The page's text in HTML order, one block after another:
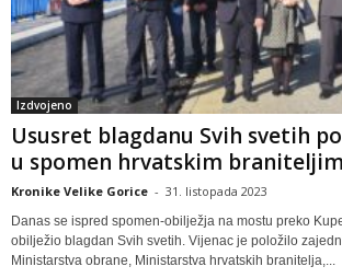
Izdvojeno
Ususret blagdanu Svih svetih
u spomen hrvatskim
Kronike Velike Gorice - 31. listopada 2023
Danas se ispred spomen-obilježja na mostu preko
obilježio blagdan Svih svetih. Vijenac je položilo
Ministarstva obrane, Ministarstva hrvatskih branitelja,...